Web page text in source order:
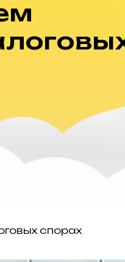
спорах